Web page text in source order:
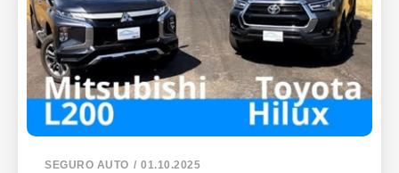
SEGURO AUTO 01.10.2025